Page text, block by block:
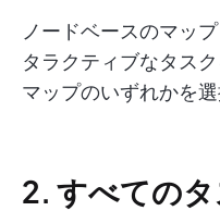
ノードベースのマッ
タラクティブなタス
マップのいずれかを選
2. すべての